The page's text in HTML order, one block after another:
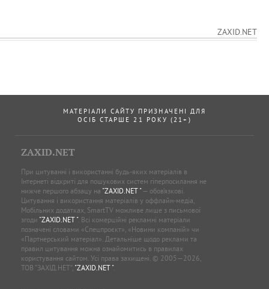
ZAXID.NET
МАТЕРІАЛИ САЙТУ ПРИЗНАЧЕНІ ДЛЯ
ОСІБ СТАРШЕ 21 РОКУ (21+)
ZAXID.NET
При цитуванні і використанні будь-яких матеріалів в
Інтернеті відкриті для пошукових систем гіперпосилання не
нижче першого абзацу на "ZAXID.NET "— обов’язкові.
Цитування і використання матеріалів у оффлайн-медіа,
Мобільних додатках, SmartTV можливе лише з письмової
згоди "ZAXID.NET ". Всі комерційні рекламні матеріали
позначені словами «Спецпроєкт», «Новини компаній» чи
«Партнерський матеріал». Детальніше щодо реклами та
правил цитування можна ознайомитись в правилах
користування сайтом. Усі права захищені. © 2005—2026,
ТОВ “ЗАХІД.НЕТ”, "ZAXID.NET ".